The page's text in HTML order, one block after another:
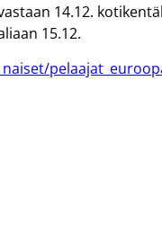
14.12.
15.12.